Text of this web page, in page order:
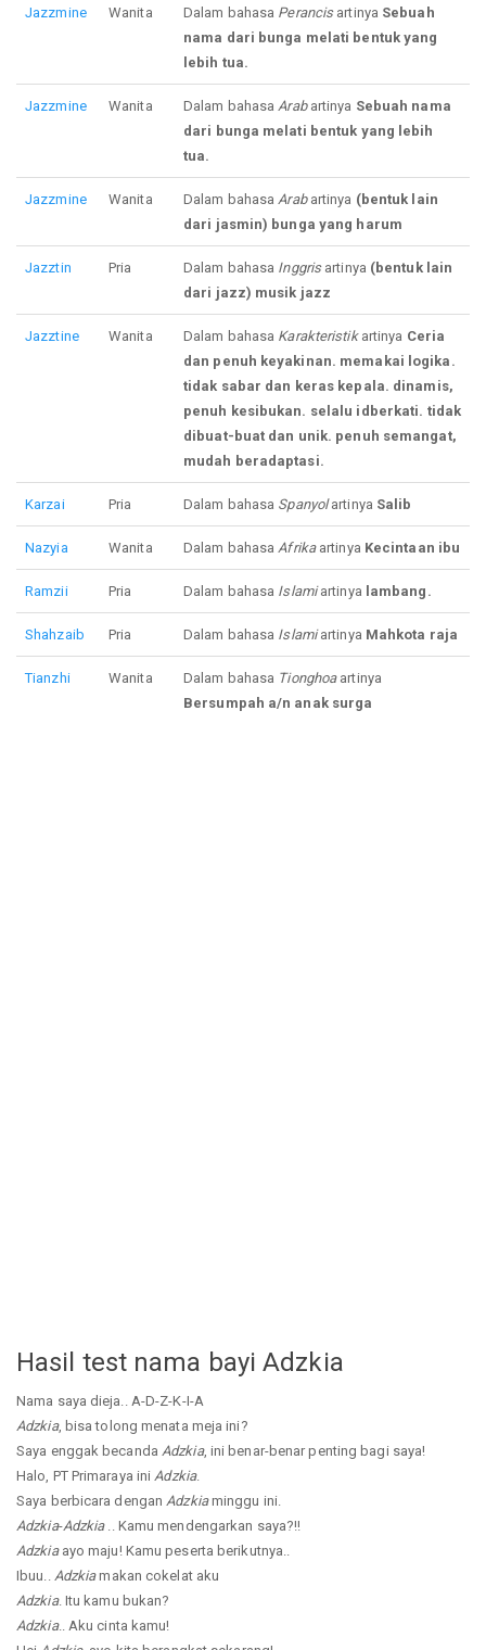
Jazzmine Wanita Dalam bahasa Perancisartinya Sebuah
nama dari bunga melati bentuk yang
lebih tua.
Jazzmine Wanita Dalam bahasaArabartinya Sebuah nama
dari bunga melati bentuk yang lebih
tua.
Jazzmine Wanita Dalam bahasaArabartinya (bentuk lain
dari jasmin) bunga yang harum
Jazztin Pria Dalam bahasa Inggrisartinya (bentuk lain
dari jazz) musik jazz
Jazztine Wanita Dalam bahasa Karakteristikartinya Ceria
dan penuh keyakinan. memakai logika.
tidak sabar dan keras kepala. dinamis,
penuh kesibukan. selalu idberkati. tidak
dibuat-buat dan unik. penuh semangat,
mudah beradaptasi.
Karzai Pria Dalam bahasa Spanyolartinya Salib
Nazyia Wanita Dalam bahasaAfrikaartinya Kecintaan ibu
Ramzii Pria Dalam bahasa Islamiartinya lambang.
Shahzaib Pria Dalam bahasa Islamiartinya Mahkota raja
Tianzhi Wanita Dalam bahasa Tionghoaartinya
Bersumpah a/n anak surga
Hasil test nama bayi Adzkia
Nama saya dieja.. A-D-Z-K-I-A
Adzkia, bisa tolong menata meja ini?
Saya enggak becanda Adzkia, ini benar-benar penting bagi saya!
Halo, PT Primaraya iniAdzkia.
Saya berbicara denganAdzkiaminggu ini.
Adzkia-Adzkia.. Kamu mendengarkan saya?!!
Adzkiaayo maju! Kamu peserta berikutnya..
Ibuu.. Adzkiamakan cokelat aku
Adzkia. Itu kamu bukan?
Adzkia.. Aku cinta kamu!